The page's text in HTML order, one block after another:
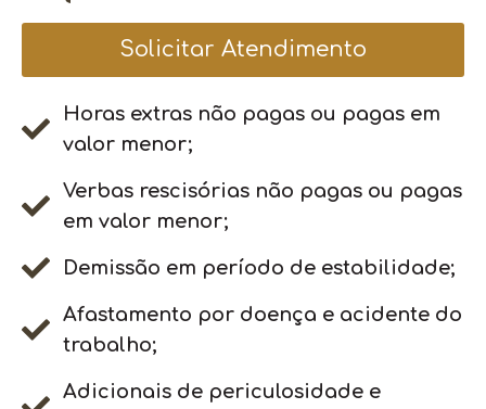
Solicitar Atendimento
Horas extras não pagas ou pagas em
valor menor;
Verbas rescisórias não pagas ou pagas
em valor menor;
Demissão em período de estabilidade;
Afastamento por doença e acidente do
trabalho;
Adicionais de periculosidade e